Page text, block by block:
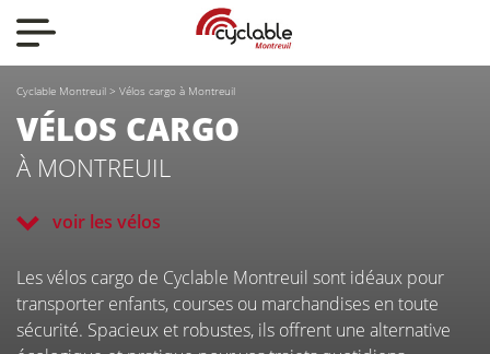
Nos actualités
Nos vélos
Nous contacter
VÉLOS CARGO
À MONTREUIL
Les vélos cargo de Cyclable Montreuil sont idéaux pour
transporter enfants, courses ou marchandises en toute
sécurité. Spacieux et robustes, ils offrent une alternative
voir les vélos
Cyclable Montreuil > Vélos cargo à Montreuil